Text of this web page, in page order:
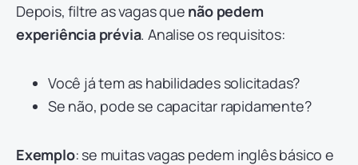
Depois, filtre as vagas que não pedem
experiência prévia. Analise os requisitos:
Você já tem as habilidades solicitadas?
Se não, pode se capacitar rapidamente?
Exemplo: se muitas vagas pedem inglês básico e